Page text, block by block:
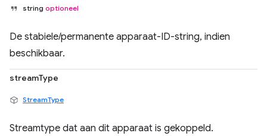
string optioneel
De stabiele/permanente apparaat-ID-string, indien
beschikbaar.
streamType
StreamType
Streamtype dat aan dit apparaat is gekoppeld.